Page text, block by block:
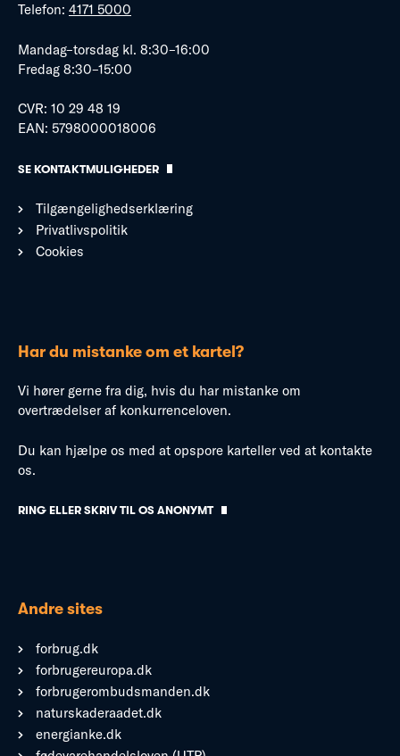
Telefon: 4171 5000
Mandag–torsdag kl. 8:30–16:00
Fredag 8:30–15:00
CVR: 10 29 48 19
EAN: 5798000018006
SE KONTAKTMULIGHEDER
Tilgængelighedserklæring
Privatlivspolitik
Cookies
Har du mistanke om et kartel?
Vi hører gerne fra dig, hvis du har mistanke om
overtrædelser af konkurrenceloven.
Du kan hjælpe os med at opspore karteller ved at kontakte
os.
RING ELLER SKRIV TIL OS ANONYMT
Andre sites
forbrug.dk
forbrugereuropa.dk
forbrugerombudsmanden.dk
naturskaderaadet.dk
energianke.dk